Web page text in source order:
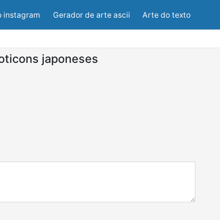
instagram Gerador de arte ascii Arte do texto
japoneses